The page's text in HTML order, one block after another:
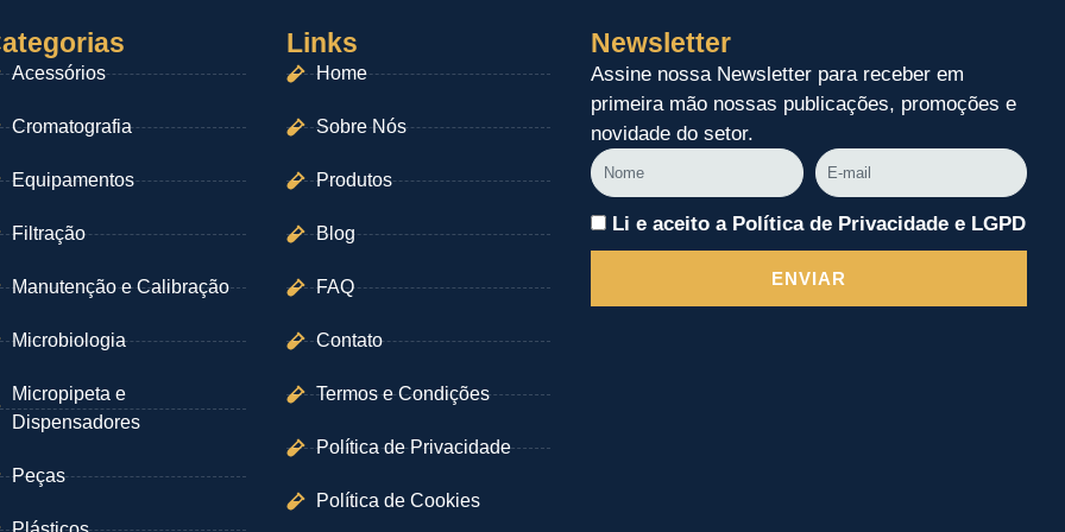
Acessórios
Cromatografia
Equipamentos
Filtração
Manutenção e Calibração
Microbiologia
Micropipeta e
Dispensadores
Peças
Links
Home
Sobre Nós
Produtos
Blog
FAQ
Contato
Termos e Condições
Política de Privacidade
Política de Cookies
Newsletter
Assine nossa Newsletter para receber em
primeira mão nossas publicações, promoções e
novidade do setor.
Nome
E-
mail
Li e aceito a Política de Privacidade e LGPD
ENVIAR